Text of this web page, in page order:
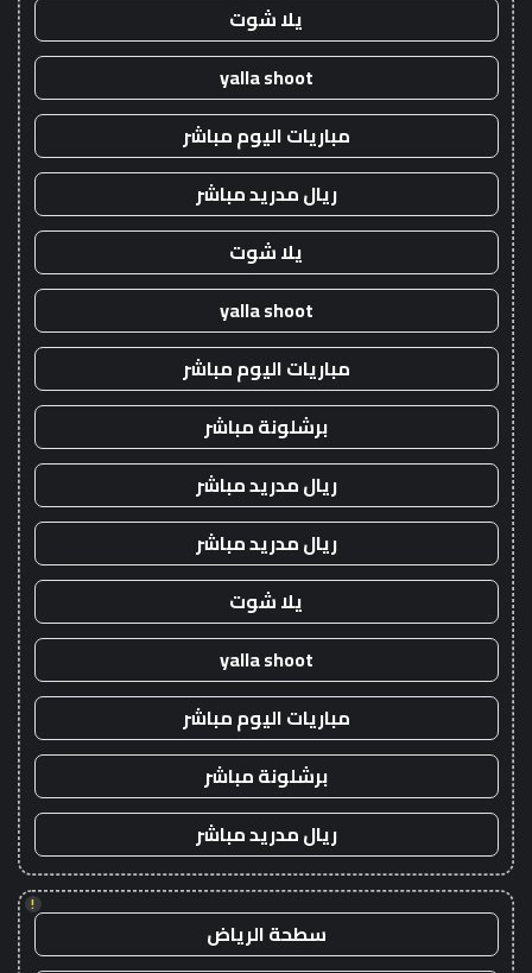
يلا شوت
yalla shoot
مباريات اليوم مباشر
ريال مدريد مباشر
يلا شوت
yalla shoot
مباريات اليوم مباشر
برشلونة مباشر
ريال مدريد مباشر
ريال مدريد مباشر
يلا شوت
yalla shoot
مباريات اليوم مباشر
برشلونة مباشر
ريال مدريد مباشر
!
سطحة الرياض